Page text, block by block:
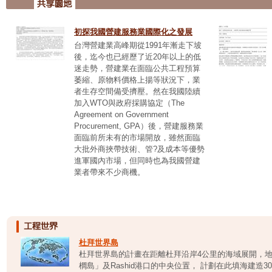
初探我國營建服務業國際化之發展
台灣營建業高峰期從1991年漸走下坡
後，迄今也已經歷了近20年以上的低
迷走勢，營建業在面臨公共工程預算
萎縮、原物料價格上揚等狀況下，業
者生存空間備受擠壓。然在我國陸續
加入WTO與政府採購協定（The
Agreement on Government
Procurement, GPA）後，營建服務業
面臨前所未有的市場開放，雖然面臨
大批外商挾帶技術、管?及成本等優勢
進軍國內市場，但同時也為我國營建
業者帶來不少商機。
杜拜世界島
杜拜世界島的計畫在距離杜拜沿岸4公里的海域展開，
櫚島」及Rashid港口的中央位置， 計劃在此填海建造